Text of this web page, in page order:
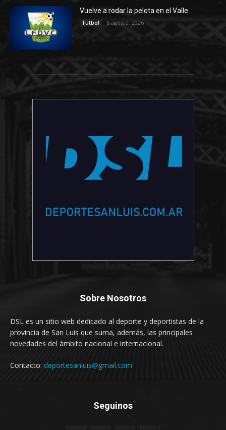
Vuelve a rodar la pelota en el Valle
Fútbol 6 agosto, 2026
Sobre Nosotros
DSL es un sitio web dedicado al deporte y deportistas de la
provincia de San Luis que suma, además, las principales
novedades del ámbito nacional e internacional.
Contacto: deportesanluis@gmail.com
Seguinos